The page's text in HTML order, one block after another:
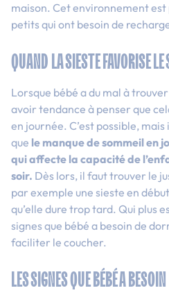
maison. Cet environnement est
petits qui ont besoin de
QUAND LA SIESTE FAVORISE
Lorsque bébé a du mal à
avoir tendance à penser que
en journée. C’est possible,
que le manque de sommeil en
qui affecte la capacité de
soir. Dès lors, il faut trouver le
par exemple une sieste en
qu’elle dure trop tard. Qui plus
signes que bébé a besoin de
faciliter le coucher.
LES SIGNES QUE BÉBÉ A